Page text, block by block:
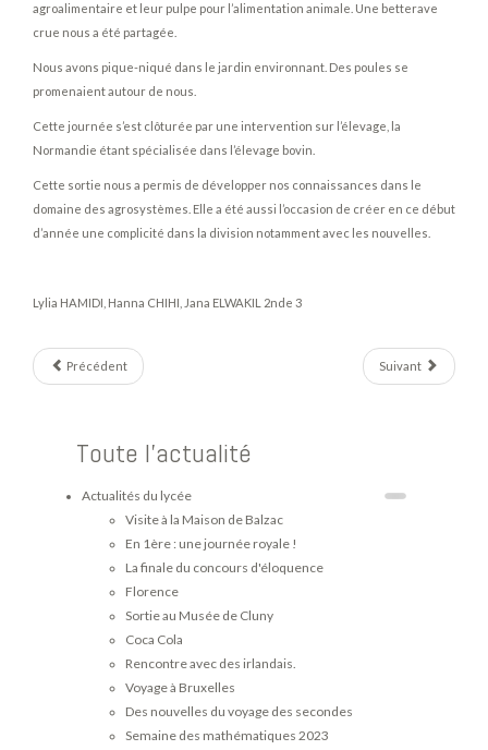
agroalimentaire et leur pulpe pour l’alimentation animale. Une betterave
crue nous a été partagée.
Nous avons pique-niqué dans le jardin environnant. Des poules se
promenaient autour de nous.
Cette journée s’est clôturée par une intervention sur l’élevage, la
Normandie étant spécialisée dans l’élevage bovin.
Cette sortie nous a permis de développer nos connaissances dans le
domaine des agrosystèmes. Elle a été aussi l’occasion de créer en ce début
d’année une complicité dans la division notamment avec les nouvelles.
Lylia HAMIDI, Hanna CHIHI, Jana ELWAKIL 2nde 3
Précédent Suivant
Toute l'actualité
Actualités du lycée
Visite à la Maison de Balzac
En 1ère : une journée royale !
La finale du concours d'éloquence
Florence
Sortie au Musée de Cluny
Coca Cola
Rencontre avec des irlandais.
Voyage à Bruxelles
Des nouvelles du voyage des secondes
Semaine des mathématiques 2023